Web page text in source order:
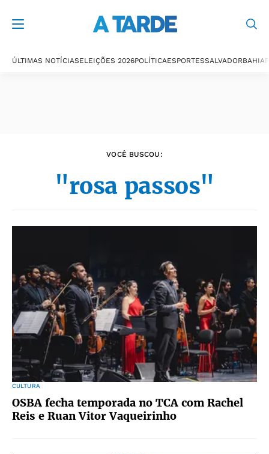
ÚLTIMAS NOTÍCIASELEIÇÕES 2026POLÍTICAESPORTESSALVADORBAHIA
VOCÊ BUSCOU:
"rosa passos"
CULTURA
OSBA fecha temporada no TCA com Rachel
Reis e Ruan Vitor Vaqueirinho